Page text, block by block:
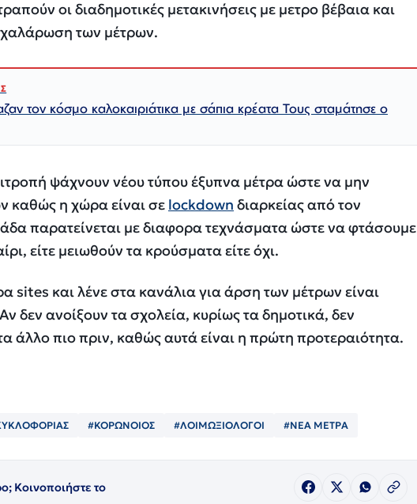
οι διαδημοτικές μετακινήσεις με μετρο βέβαια και
των μέτρων.
τον κόσμο καλοκαιριάτικα με σάπια κρέατα Τους σταμάτησε ο
ψάχνουν νέου τύπου έξυπνα μέτρα ώστε να μην
καθώς η χώρα είναι σε lockdown διαρκείας από τον
παρατείνεται με διαφορα τεχνάσματα ώστε να φτάσουμε
είτε μειωθούν τα κρούσματα είτε όχι.
sites και λένε στα κανάλια για άρση των μέτρων είναι
δεν ανοίξουν τα σχολεία, κυρίως τα δημοτικά, δεν
άλλο πιο πριν, καθώς αυτά είναι η πρώτη προτεραιότητα.
#ΚΟΡΩΝΟΙΟΣ #ΛΟΙΜΩΞΙΟΛΟΓΟΙ #ΝΕΑ ΜΕΤΡΑ
Κοινοποιήστε το